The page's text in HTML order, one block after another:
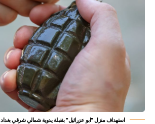
استهداف منزل "ابو عزرائيل" بقنبلة يدوية شمالي شرقي بغداد